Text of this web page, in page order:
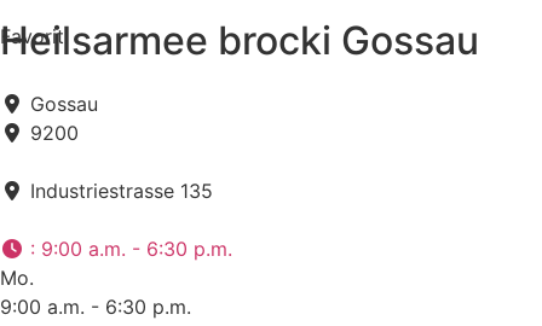
Favorit
Heilsarmee brocki Gossau
Gossau
9200
Industriestrasse 135
: 9:00 a.m. - 6:30 p.m.
Mo.
9:00 a.m. - 6:30 p.m.